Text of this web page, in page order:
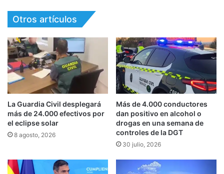
Otros artículos
La Guardia Civil desplegará
más de 24.000 efectivos por
el eclipse solar
8 agosto, 2026
Más de 4.000 conductores
dan positivo en alcohol o
drogas en una semana de
controles de la DGT
30 julio, 2026